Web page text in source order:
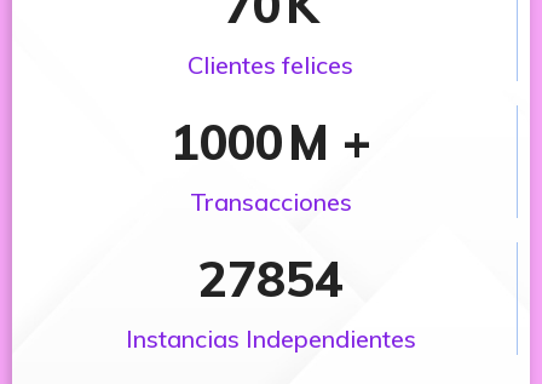
Clientes felices
1000M +
Transacciones
27854
Instancias Independientes